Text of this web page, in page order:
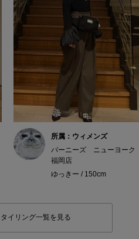
所属：ウィメンズ
バーニーズ ニューヨーク
福岡店
ゆっきー / 150cm
イリング一覧を見る